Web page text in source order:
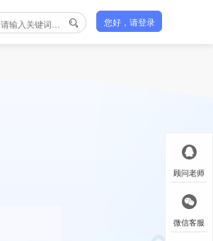
您好，请登录
顾问老师
微信客服